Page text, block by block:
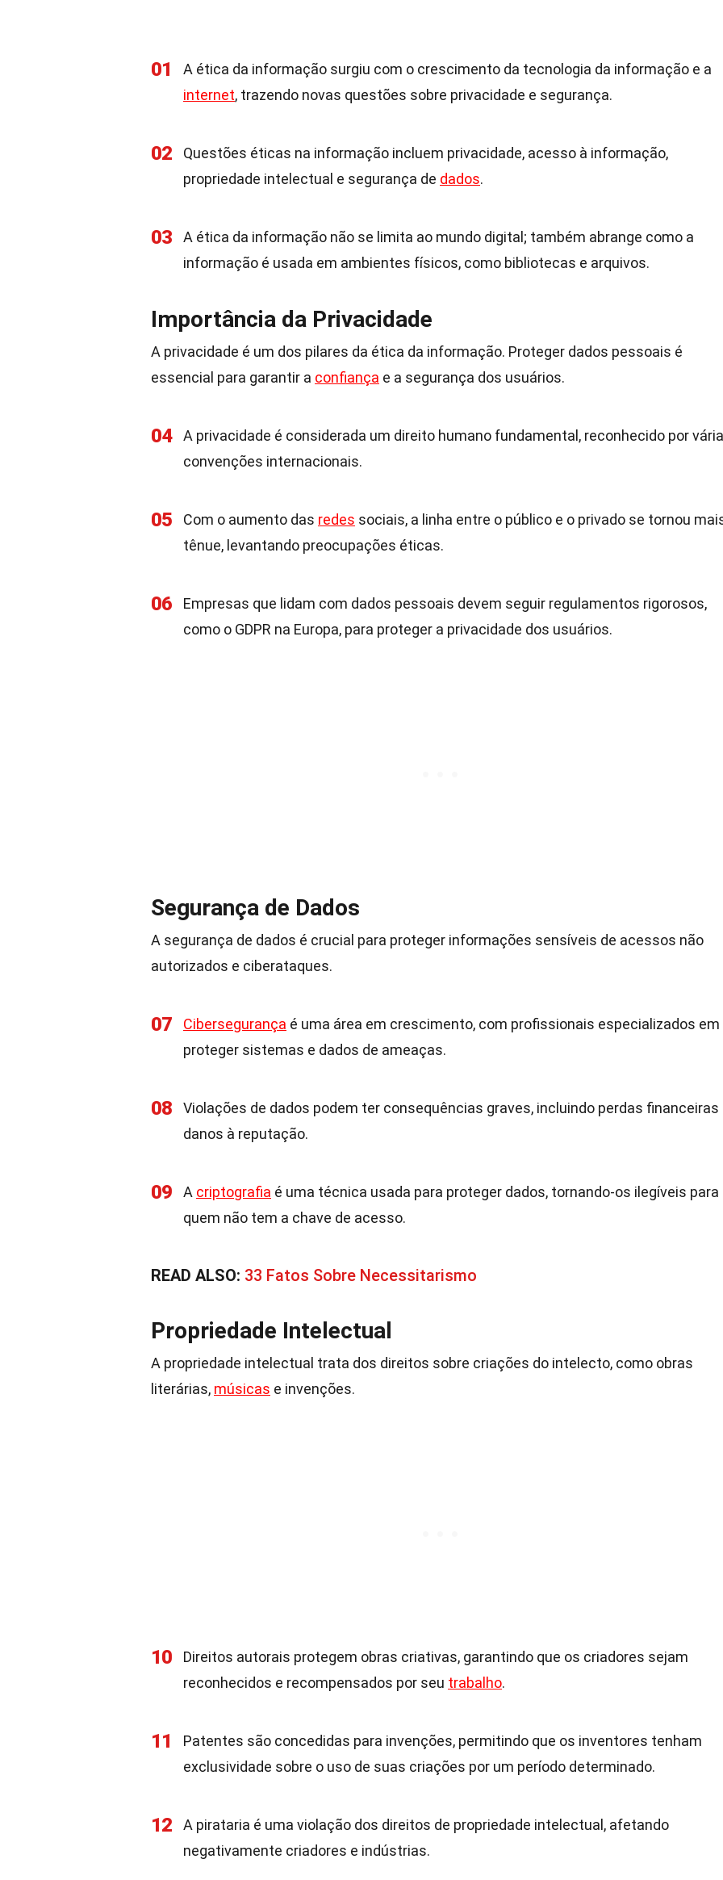
01
A ética da informação surgiu com o crescimento da tecnologia da informação e a
internet, trazendo novas questões sobre privacidade e segurança.
02
Questões éticas na informação incluem privacidade, acesso à informação,
propriedade intelectual e segurança de dados.
03
A ética da informação não se limita ao mundo digital; também abrange como a
informação é usada em ambientes físicos, como bibliotecas e arquivos.
Importância da Privacidade
A privacidade é um dos pilares da ética da informação. Proteger dados pessoais é
essencial para garantir a confiança e a segurança dos usuários.
04
A privacidade é considerada um direito humano fundamental, reconhecido por
convenções internacionais.
05 Com o aumento das redes sociais, a linha entre o público e o privado se tornou
tênue, levantando preocupações éticas.
06
Empresas que lidam com dados pessoais devem seguir regulamentos rigorosos,
como o GDPR na Europa, para proteger a privacidade dos usuários.
Segurança de Dados
A segurança de dados é crucial para proteger informações sensíveis de acessos não
autorizados e ciberataques.
07 Cibersegurança é uma área em crescimento, com profissionais especializados em
proteger sistemas e dados de ameaças.
08
Violações de dados podem ter consequências graves, incluindo perdas financeiras
danos à reputação.
09 A criptografia é uma técnica usada para proteger dados, tornando-os ilegíveis para
quem não tem a chave de acesso.
READ ALSO: 33 Fatos Sobre Necessitarismo
Propriedade Intelectual
A propriedade intelectual trata dos direitos sobre criações do intelecto, como obras
literárias, músicas e invenções.
10
Direitos autorais protegem obras criativas, garantindo que os criadores sejam
reconhecidos e recompensados por seu trabalho.
11
Patentes são concedidas para invenções, permitindo que os inventores tenham
exclusividade sobre o uso de suas criações por um período determinado.
12
A pirataria é uma violação dos direitos de propriedade intelectual, afetando
negativamente criadores e indústrias.